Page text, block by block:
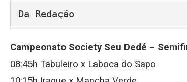
Da Redação
Campeonato Society Seu Dedé –
08:45h Tabuleiro x Laboca do Sapo